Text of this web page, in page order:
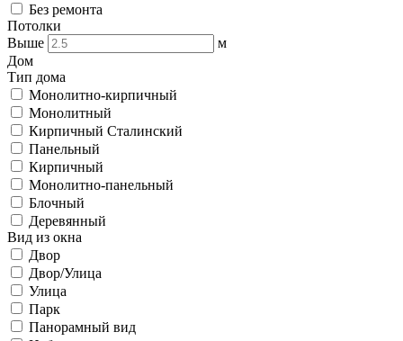
Без ремонта
Потолки
Выше
м
Дом
Тип дома
Монолитно-кирпичный
Монолитный
Кирпичный Сталинский
Панельный
Кирпичный
Монолитно-панельный
Блочный
Деревянный
Вид из окна
Двор
Двор/Улица
Улица
Парк
Панорамный вид